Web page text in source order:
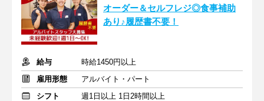
オーダー＆セルフレジ◎食事補助
あり♪履歴書不要！
給与
時給1450円以上
雇用形態
アルバイト・パート
シフト
週1日以上 1日2時間以上